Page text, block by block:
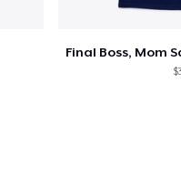
Final Boss, Mom